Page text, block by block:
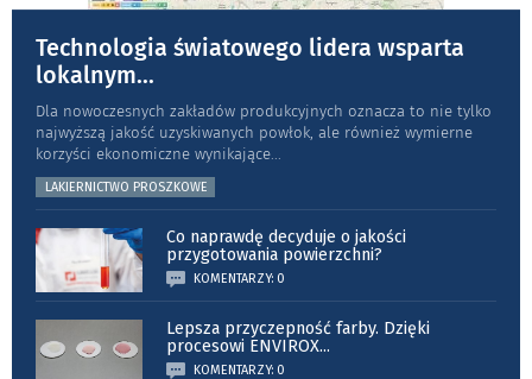
Technologia światowego lidera wsparta
lokalnym...
Dla nowoczesnych zakładów produkcyjnych oznacza to nie tylko
najwyższą jakość uzyskiwanych powłok, ale również wymierne
korzyści ekonomiczne wynikające
LAKIERNICTWO PROSZKOWE
Co naprawdę decyduje o jakości
przygotowania powierzchni?
KOMENTARZY: 0
Lepsza przyczepność farby. Dzięki
procesowi ENVIROX...
KOMENTARZY: 0